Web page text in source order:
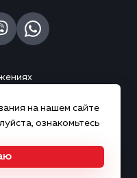
Подписаться
права защищены
на нашем сайте
ознакомьтесь